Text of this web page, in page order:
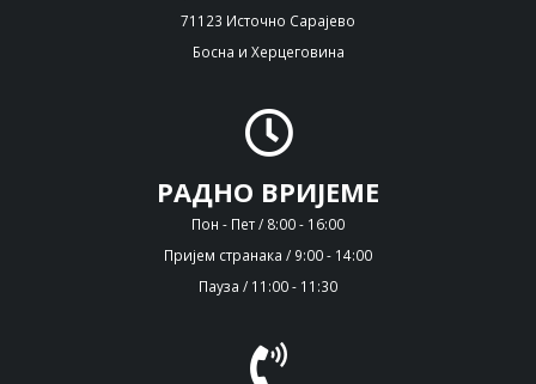
71123 Источно Сарајево
Босна и Херцеговина
РАДНО ВРИЈЕМЕ
Пон - Пет / 8:00 - 16:00
Пријем странака / 9:00 - 14:00
Пауза / 11:00 - 11:30